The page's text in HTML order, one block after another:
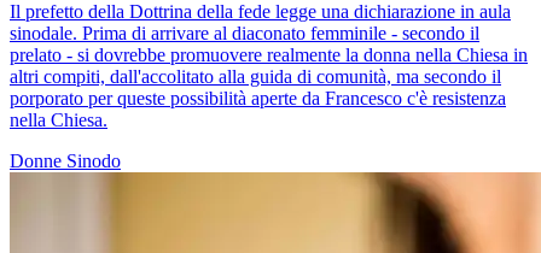
Il prefetto della Dottrina della fede legge una dichiarazione in aula
sinodale. Prima di arrivare al diaconato femminile - secondo il
prelato - si dovrebbe promuovere realmente la donna nella Chiesa in
altri compiti, dall'accolitato alla guida di comunità, ma secondo il
porporato per queste possibilità aperte da Francesco c'è resistenza
nella Chiesa.
Donne Sinodo